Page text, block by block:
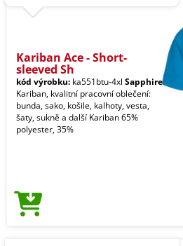
Kariban Ace - Short-
sleeved Sh
kód výrobku: ka551btu-4xl Sapphire
Kariban, kvalitní pracovní oblečení:
bunda, sako, košile, kalhoty, vesta,
šaty, sukně a další Kariban 65%
polyester, 35%